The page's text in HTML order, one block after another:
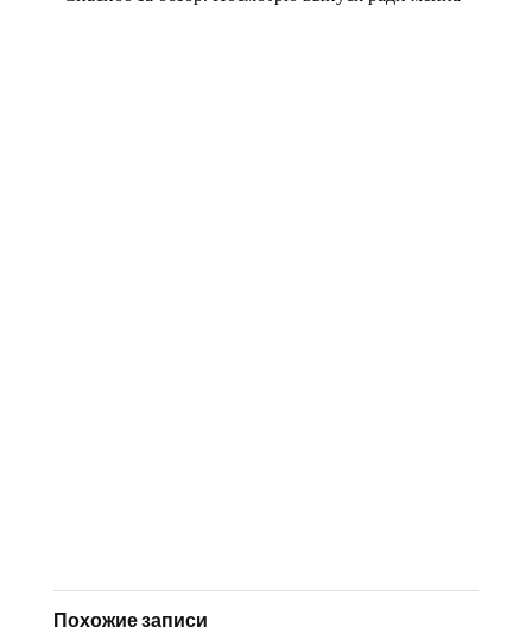
Похожие записи